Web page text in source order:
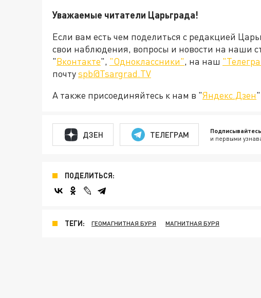
Уважаемые читатели Царьграда!
Если вам есть чем поделиться с редакцией
свои наблюдения, вопросы и новости на наши
"Вконтакте", "Одноклассники", на наш
почтуspb@Tsargrad.TV
А также присоединяйтесь к нам в "Яндекс.Дзен
ДЗЕН ТЕЛЕГРАМ и первыми
ПОДЕЛИТЬСЯ:
ТЕГИ: ГЕОМАГНИТНАЯ БУРЯ МАГНИТНАЯ БУРЯ